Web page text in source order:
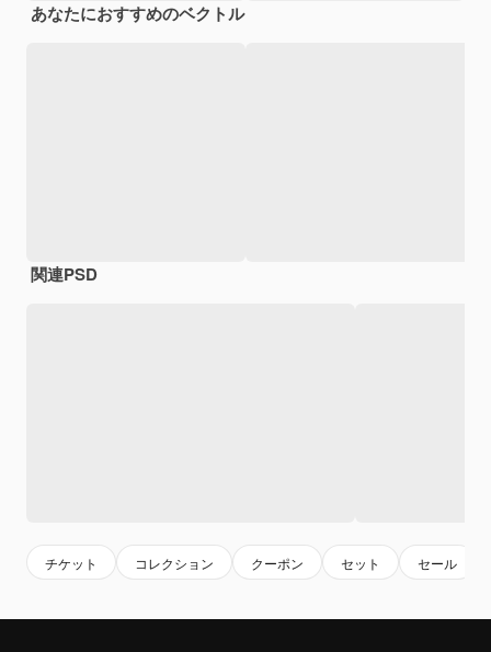
あなたにおすすめのベクトル
関連PSD
チケット コレクション クーポン セット セール